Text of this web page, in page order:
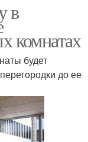
в
комнатах
будет
до ее